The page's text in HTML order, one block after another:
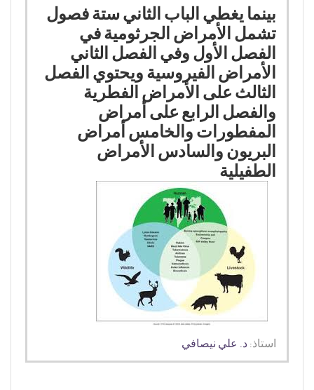
بينما يغطي الباب الثاني ستة فصول
تشمل الأمراض الجرثومية في
الفصل الأول وفي الفصل الثاني
الأمراض الفيروسية ويحتوي الفصل
الثالث على الأمراض الفطرية
والفصل الرابع على أمراض
المفطورات والخامس أمراض
البريون والسادس الأمراض
الطفيلية
استاذ: د. علي نيصافي